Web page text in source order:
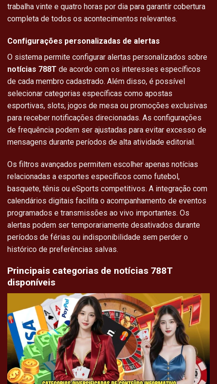
trabalha vinte e quatro horas por dia para garantir cobertura
completa de todos os acontecimentos relevantes.
Configurações personalizadas de alertas
O sistema permite configurar alertas personalizados sobre
notícias 788T de acordo com os interesses específicos
de cada membro cadastrado. Além disso, é possível
selecionar categorias específicas como apostas
esportivas, slots, jogos de mesa ou promoções exclusivas
para receber notificações direcionadas. As configurações
de frequência podem ser ajustadas para evitar excesso de
mensagens durante períodos de alta atividade editorial.
Os filtros avançados permitem escolher apenas notícias
relacionadas a esportes específicos como futebol,
basquete, tênis ou eSports competitivos. A integração com
calendários digitais facilita o acompanhamento de eventos
programados e transmissões ao vivo importantes. Os
alertas podem ser temporariamente desativados durante
períodos de férias ou indisponibilidade sem perder o
histórico de preferências salvas.
Principais categorias de notícias 788T
disponíveis